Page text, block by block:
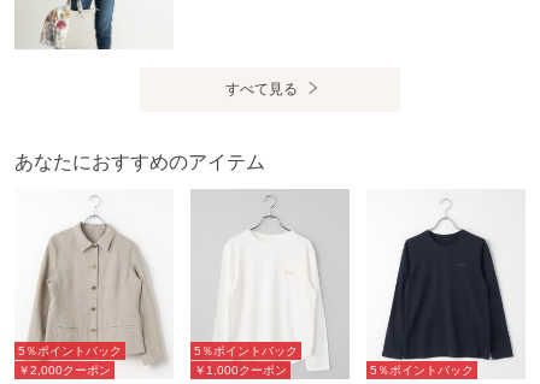
すべて見る
あなたにおすすめのアイテム
￥2,000クーポン
5％ポイントバック
￥1,000クーポン
5％ポイントバック
5％ポイントバック